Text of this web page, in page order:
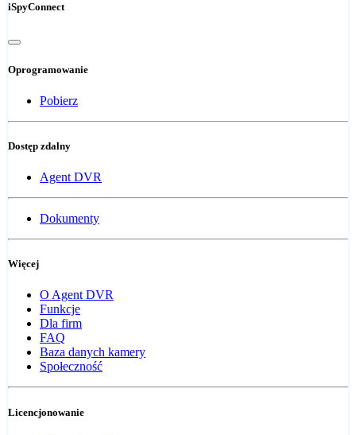
iSpyConnect
Oprogramowanie
Pobierz
Dostęp zdalny
Agent DVR
Dokumenty
Więcej
O Agent DVR
Funkcje
Dla firm
FAQ
Baza danych kamery
Społeczność
Licencjonowanie